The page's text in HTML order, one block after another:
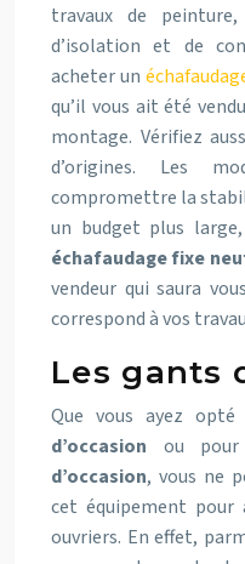
travaux de
d’isolation et de
acheter un
qu’il vous ait été
montage. Vérifiez
d’origines. Les
compromettre la
un budget plus
échafaudage fixe
vendeur qui saura
correspond à vos
Les gants
Que vous ayez
d’occasion ou
d’occasion, vous ne
cet équipement pour
ouvriers. En effet,